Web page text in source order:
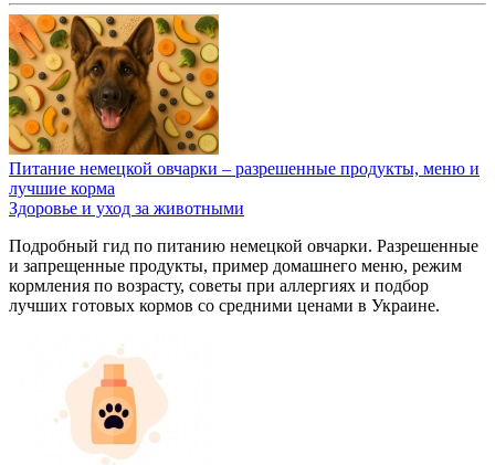
Питание немецкой овчарки – разрешенные продукты, меню и
лучшие корма
Здоровье и уход за животными
Подробный гид по питанию немецкой овчарки. Разрешенные
и запрещенные продукты, пример домашнего меню, режим
кормления по возрасту, советы при аллергиях и подбор
лучших готовых кормов со средними ценами в Украине.